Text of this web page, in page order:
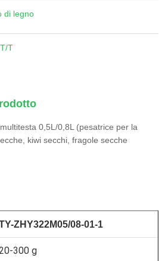
di legno
T
0,5L/0,8L (pesatrice per la
kiwi secchi, fragole secche
ZHY322M05/08-01-1
300 g